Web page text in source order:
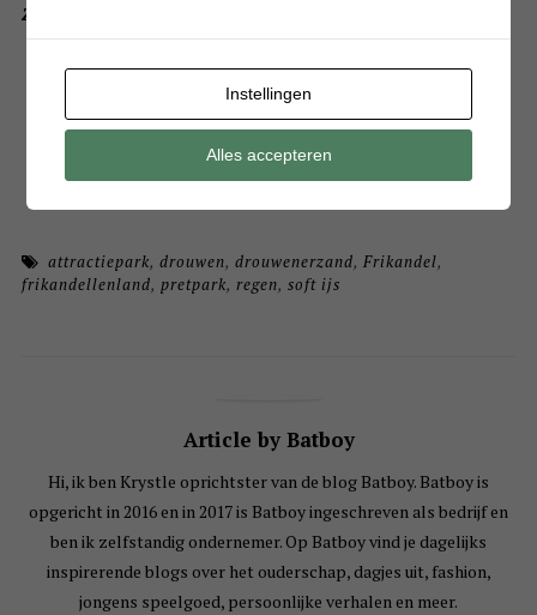
Zijn jullie ook weleens in ‘Frikandellenland’ geweest?
attractiepark,drouwen,drouwenerzand,Frikandel,
frikandellenland, pretpark, regen, soft ijs
Article by Batboy
Hi, ik ben Krystle oprichtster van de blog Batboy. Batboy is
opgericht in 2016 en in 2017 is Batboy ingeschreven als bedrijf en
ben ik zelfstandig ondernemer. Op Batboy vind je dagelijks
inspirerende blogs over het ouderschap, dagjes uit, fashion,
jongens speelgoed, persoonlijke verhalen en meer.
Instellingen
Alles accepteren